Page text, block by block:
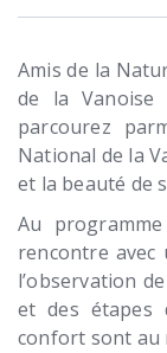
Amis de la
de la
parcourez
National de la
et la beauté de
Au
rencontre avec
l’observation
et des étapes
confort sont au